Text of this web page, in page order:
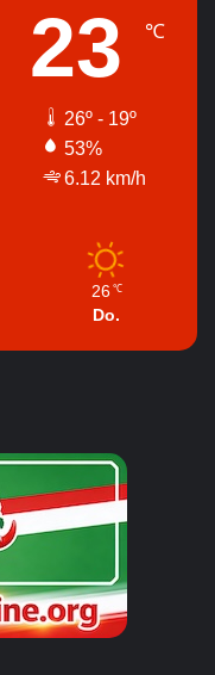
23 ℃
26º - 19º
53%
6.12 km/h
26 ℃
Do.